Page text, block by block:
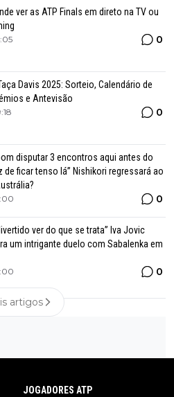
ver as ATP Finals em direto na TV ou
0
Davis 2025: Sorteio, Calendário de
e Antevisão
0
disputar 3 encontros aqui antes do
de ficar tenso lá” Nishikori regressará ao
0
ver do que se trata” Iva Jovic
um intrigante duelo com Sabalenka em
0
artigos
JOGADORES ATP